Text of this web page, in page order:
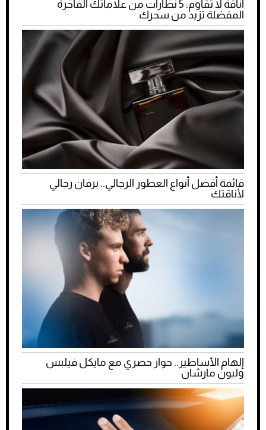
أناقة لا تُقاوم: 5 نظارات من علاماتك الفاخرة
المفضلة تزيد من سحرك
قائمة أفضل أنواع العطور الرجالي.. برفان رجالي
لأناقتك
إلهام الأساطير.. حوار حصري مع مايكل فيلبس
وليون مارشان